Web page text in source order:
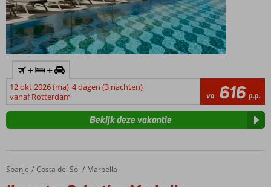
+ +
12 okt 2026 (ma) 4 dagen (3 nachten)
vanaf Rotterdam
va 616 p.p.
Bekijk deze vakantie
Home
Spanje Costa del Sol Marbella
Iberostar Selection Marbella Coral Beach